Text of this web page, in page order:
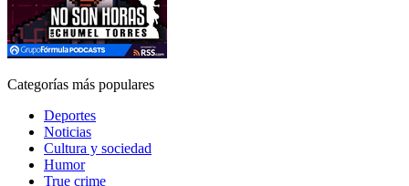
Categorías más populares
Deportes
Noticias
Cultura y sociedad
Humor
True crime